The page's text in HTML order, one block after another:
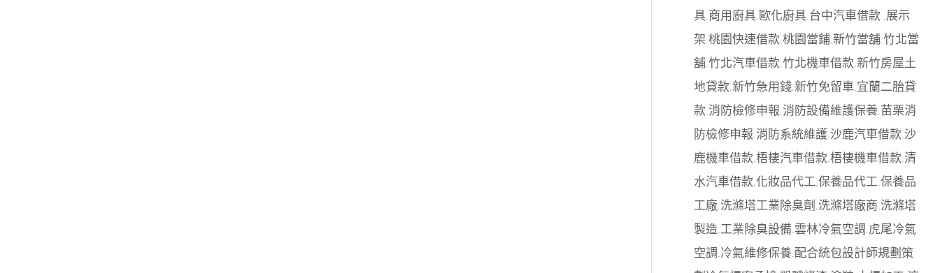
具.商用廚具.歐化廚具.台中汽車借款 .展示
架.桃園快速借款.桃園當鋪.新竹當舖.竹北當
舖.竹北汽車借款.竹北機車借款.新竹房屋土
地貸款.新竹急用錢.新竹免留車.宜蘭二胎貸
款.消防檢修申報.消防設備維護保養.苗栗消
防檢修申報.消防系統維護.沙鹿汽車借款.沙
鹿機車借款.梧棲汽車借款.梧棲機車借款.清
水汽車借款.化妝品代工.保養品代工.保養品
工廠.洗滌塔工業除臭劑 .洗滌塔廠商.洗滌塔
製造.工業除臭設備.雲林冷氣空調.虎尾冷氣
空調.冷氣維修保養.配合統包設計師規劃策